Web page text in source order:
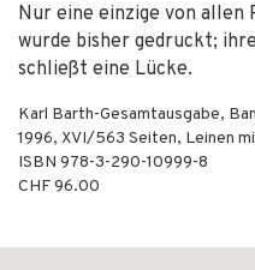
Nur eine einzige von allen
wurde bisher gedruckt;
schließt eine Lücke.
Karl Barth-Gesamtausgabe,
1996, XVI/563 Seiten, Leinen
ISBN 978-3-290-10999-8
CHF 96.00